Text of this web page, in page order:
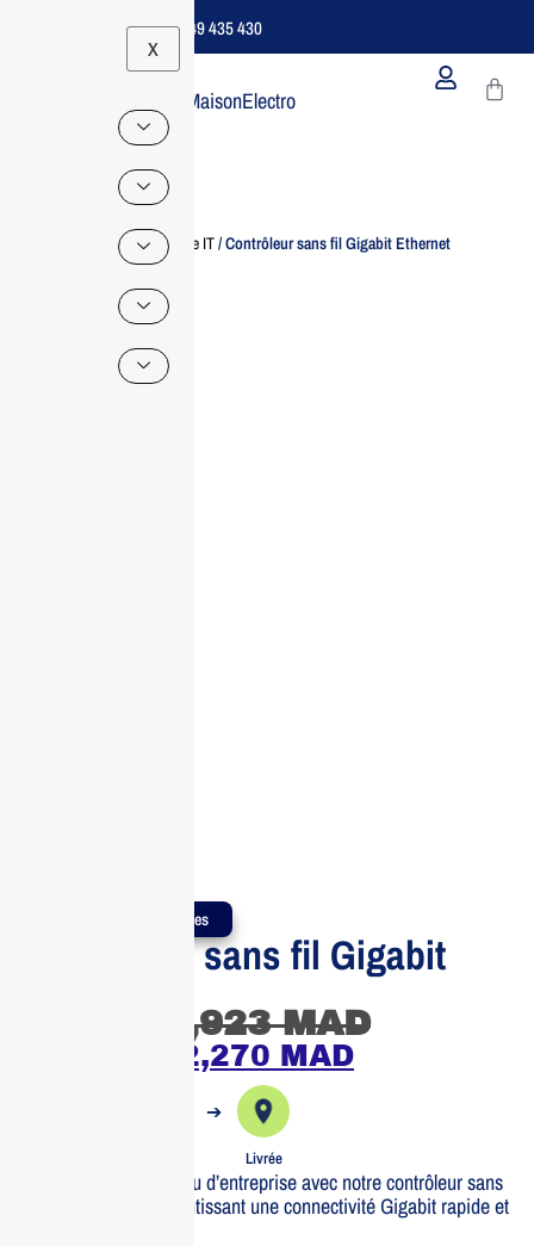
Support B2B Dédié | 06 49 435 430
X
MaisonElectro
Home/ Accessoire IT/ Contrôleur sans fil Gigabit Ethernet
Produits Authentiques
Contrôleur sans fil Gigabit
3,923MAD
2,270 MAD
➔
Livrée
Optimisez votre réseau d’entreprise avec notre contrôleur sans
fil 1000BASE-T, garantissant une connectivité Gigabit rapide et